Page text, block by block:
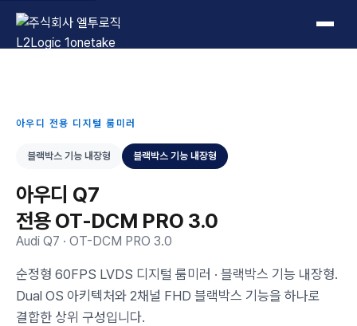
L2Logic 1onetake
아우디 전용 디지털 룸미러
블랙박스 기능 내장형 블랙박스 기능 내장형
아우디 Q7
전용 OT-DCM PRO 3.0
Audi Q7 · OT-DCM PRO 3.0
순정형 60FPS LVDS 디지털 룸미러 · 블랙박스 기능 내장형.
Dual OS 아키텍처와 2채널 FHD 블랙박스 기능을 하나로
결합한 상위 구성입니다.